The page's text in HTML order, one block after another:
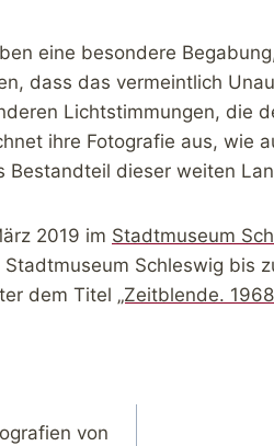
eine besondere
dass das vermeintlich
Lichtstimmungen, die
ihre Fotografie aus, wie
Bestandteil dieser weiten
2019 im Stadtmuseum
Schleswig bis
dem Titel „Zeitblende.
von